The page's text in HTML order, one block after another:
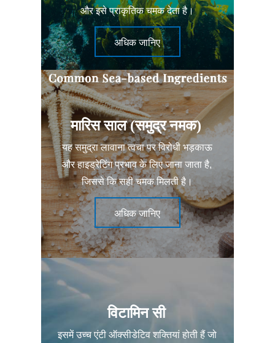
और इसे प्राकृतिक चमक देता है।
अधिक जानिए
मारिस साल (समुद्र नमक)
यह समुद्रा लावाना त्वचा पर विरोधी भड़काऊ
और हाइड्रेटिंग प्रभाव के लिए जाना जाता है,
जिससे कि सही चमक मिलती है।
अधिक जानिए
विटामिन सी
इसमें उच्च एंटी ऑक्सीडेटिव शक्तियां होती हैं जो